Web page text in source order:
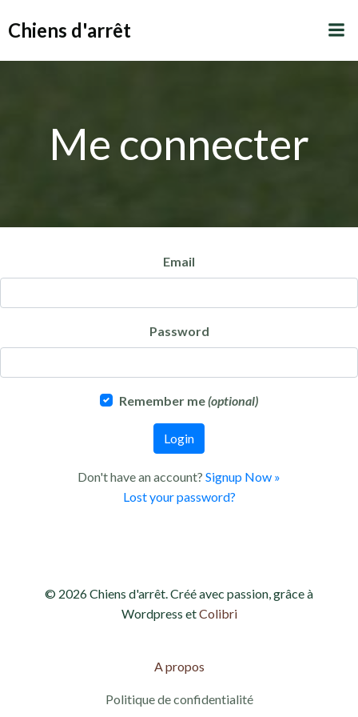
Chiens d'arrêt
Me connecter
Email
Password
Remember me(optional)
Login
Don't have an account? Signup Now »
Lost your password?
© 2026 Chiens d'arrêt. Créé avec passion, grâce à
Wordpress etColibri
A propos
Politique de confidentialité